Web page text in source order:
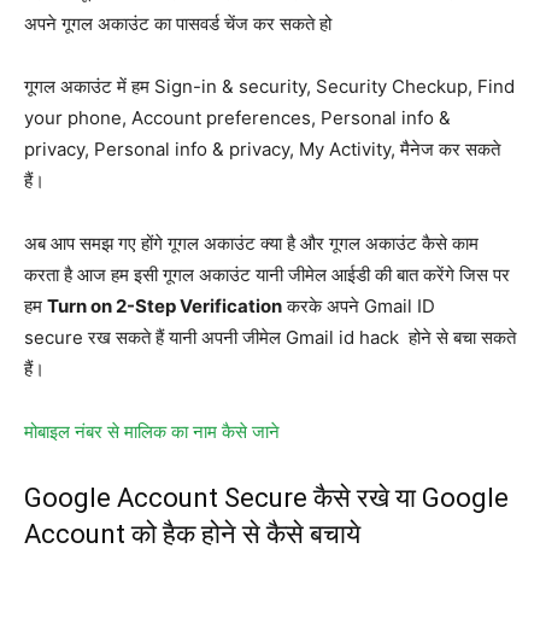
अपने गूगल अकाउंट का पासवर्ड चेंज कर सकते हो
गूगल अकाउंट में हम Sign-in & security, Security Checkup, Find
your phone, Account preferences, Personal info &
privacy, Personal info & privacy, My Activity, मैनेज कर सकते
हैं।
अब आप समझ गए होंगे गूगल अकाउंट क्या है और गूगल अकाउंट कैसे काम
करता है आज हम इसी गूगल अकाउंट यानी जीमेल आईडी की बात करेंगे जिस पर
हम Turn on 2-Step Verificationकरके अपने Gmail ID
secure रख सकते हैं यानी अपनी जीमेल Gmail id hack होने से बचा सकते
हैं।
मोबाइल नंबर से मालिक का नाम कैसे जाने
Google Account Secure कैसे रखे या Google
Account को हैक होने से कैसे बचाये